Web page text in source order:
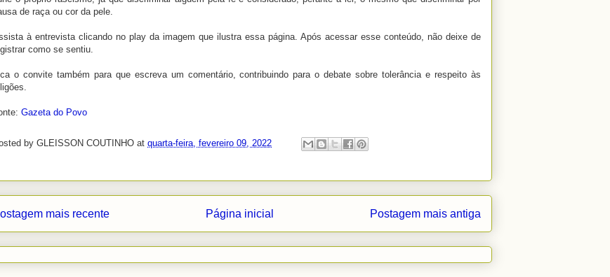
de raça ou cor da pele.
à entrevista clicando no play da imagem que ilustra essa página. Após acessar esse conteúdo, não deixe de
como se sentiu.
o convite também para que escreva um comentário, contribuindo para o debate sobre tolerância e respeito às
Gazeta do Povo
by GLEISSON COUTINHO at quarta-feira, fevereiro 09, 2022
mais recente Postagem mais antiga
Página inicial